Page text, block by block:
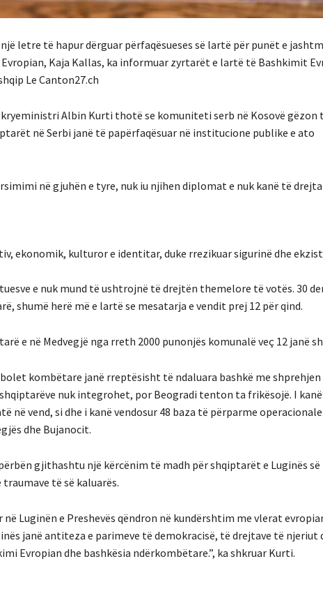
letre të hapur dërguar përfaqësueses së lartë për punët e
Kaja Kallas, ka informuar zyrtarët e lartë të Bashkimit
Le Canton27.ch
Albin Kurti thotë se komuniteti serb në Kosovë gëzon
në Serbi janë të papërfaqësuar në institucione publike e ato
në gjuhën e tyre, nuk iu njihen diplomat e nuk kanë të drejta
ekonomik, kulturor e identitar, duke rrezikuar sigurinë dhe
e nuk mund të ushtrojnë të drejtën themelore të votës. 30
shumë herë më e lartë se mesatarja e vendit prej 12 për qind.
e në Medvegjë nga rreth 2000 punonjës komunalë veç 12 janë
kombëtare janë rreptësisht të ndaluara bashkë me shprehjen
nuk integrohet, por Beogradi tenton ta frikësojë. I
në vend, si dhe i kanë vendosur 48 baza të përparme
dhe Bujanocit.
gjithashtu një kërcënim të madh për shqiptarët e Luginës së
të së kaluarës.
Luginën e Preshevës qëndron në kundërshtim me vlerat
janë antiteza e parimeve të demokracisë, të drejtave të njeriut
Evropian dhe bashkësia ndërkombëtare.”, ka shkruar Kurti.